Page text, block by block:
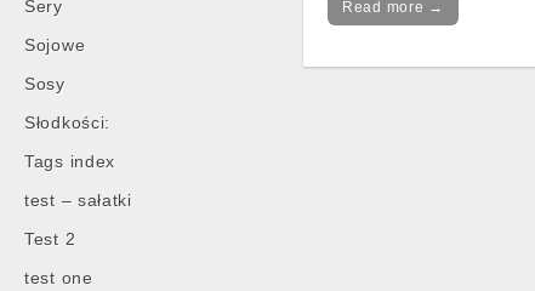
Sery
Sojowe
Sosy
Słodkości:
Tags index
test – sałatki
Test 2
test one
Read more →